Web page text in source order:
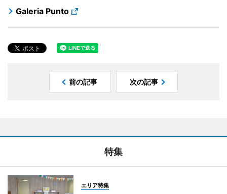
Galeria Punto
前の記事 次の記事
特集
エリア特集